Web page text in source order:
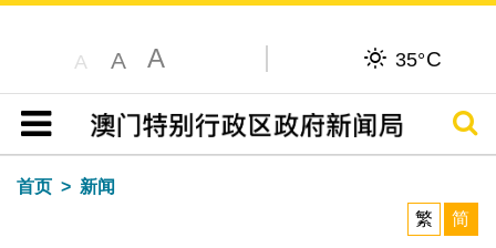
A A A 35°C
目录
搜寻
首页
新闻
繁
简